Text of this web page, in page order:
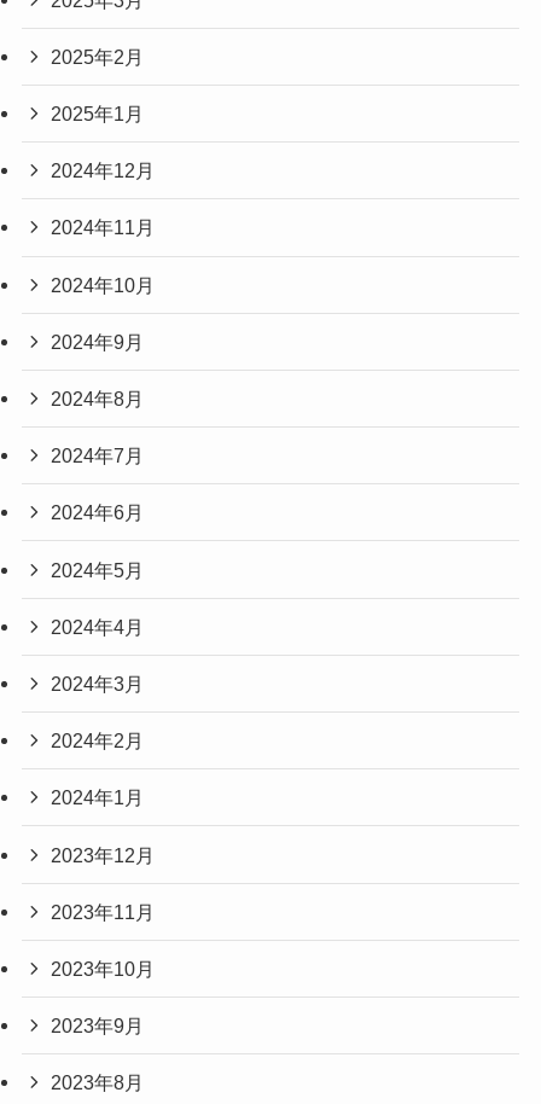
2025年2月
2025年1月
2024年12月
2024年11月
2024年10月
2024年9月
2024年8月
2024年7月
2024年6月
2024年5月
2024年4月
2024年3月
2024年2月
2024年1月
2023年12月
2023年11月
2023年10月
2023年9月
2023年8月